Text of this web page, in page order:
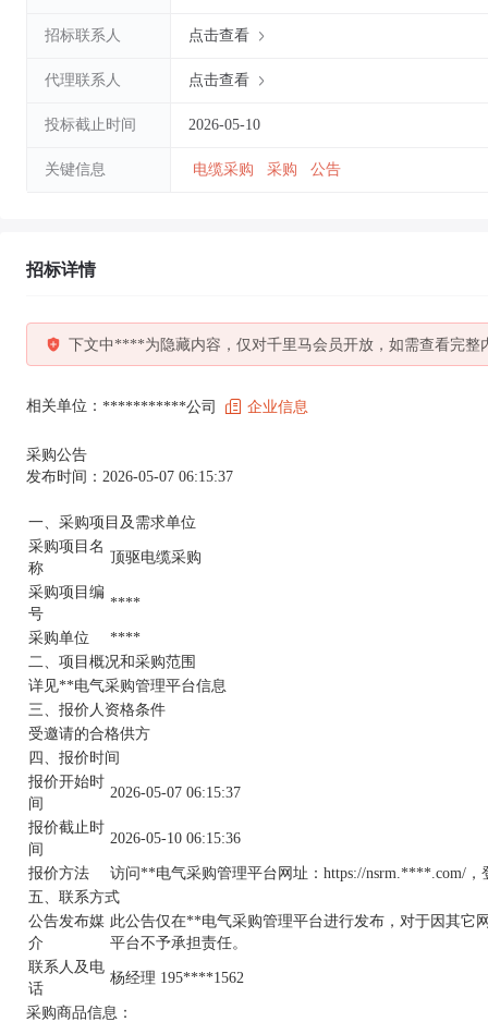
招标联系人 点击查看
代理联系人 点击查看
投标截止时间 2026-05-10
关键信息 电缆采购 采购 公告
招标详情
下文中****为隐藏内容，仅对千里马会员开放，如需查看完整
相关单位： ***********公司 企业信息
采购公告
发布时间：2026-05-07 06:15:37
一、采购项目及需求单位
采购项目名
称
顶驱电缆采购
采购项目编
号
****
采购单位
****
二、项目概况和采购范围
详见**电气采购管理平台信息
三、报价人资格条件
受邀请的合格供方
四、报价时间
报价开始时
间
2026-05-07 06:15:37
报价截止时
间
2026-05-10 06:15:36
报价方法 访问**电气采购管理平台网址： https://nsrm.****.com/
五、联系方式
公告发布媒
介
此公告仅在**电气采购管理平台进行发布，对于因其它
平台不予承担责任。
联系人及电
话
杨经理 195****1562
采购商品信息：